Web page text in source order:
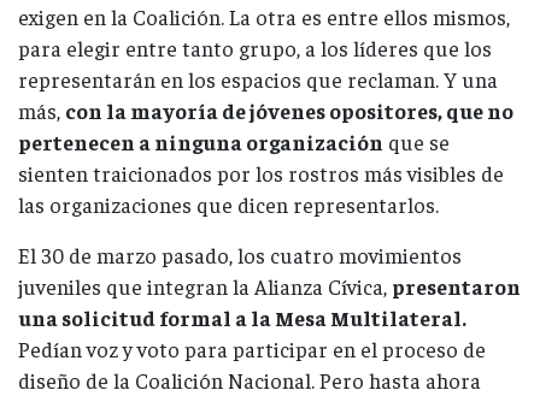
exigen en la Coalición. La otra es entre ellos mismos,
para elegir entre tanto grupo, a los líderes que los
representarán en los espacios que reclaman. Y una
más, con la mayoría de jóvenes opositores, que no
pertenecen a ninguna organización que se
sienten traicionados por los rostros más visibles de
las organizaciones que dicen representarlos.
El 30 de marzo pasado, los cuatro movimientos
juveniles que integran la Alianza Cívica, presentaron
una solicitud formal a la Mesa Multilateral.
Pedían voz y voto para participar en el proceso de
diseño de la Coalición Nacional. Pero hasta ahora